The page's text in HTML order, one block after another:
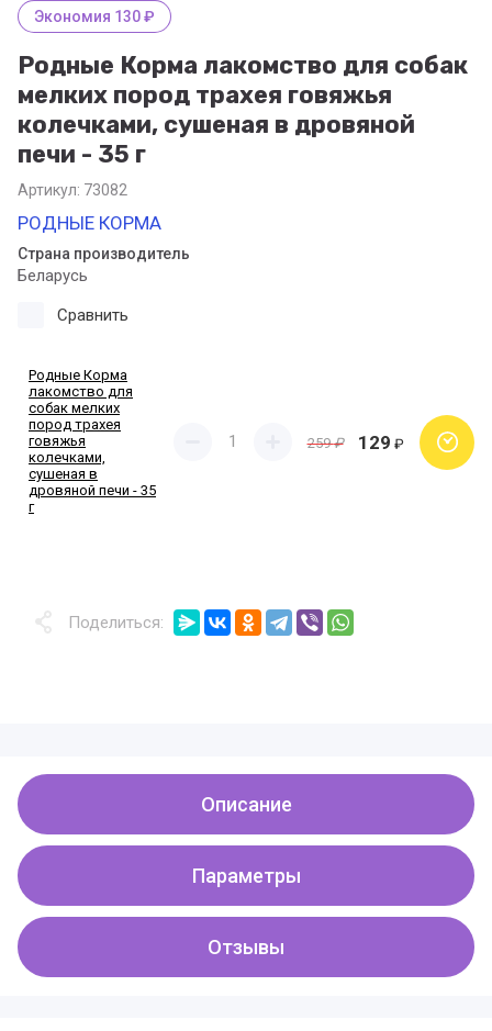
Экономия 130 ₽
Родные Корма лакомство для собак
мелких пород трахея говяжья
колечками, сушеная в дровяной
печи - 35 г
Артикул: 73082
РОДНЫЕ КОРМА
Страна производитель
Беларусь
Сравнить
Родные Корма
лакомство для
собак мелких
пород трахея
говяжья
колечками,
сушеная в
дровяной печи - 35
г
259 ₽ 129 ₽
Поделиться:
Описание
Параметры
Отзывы